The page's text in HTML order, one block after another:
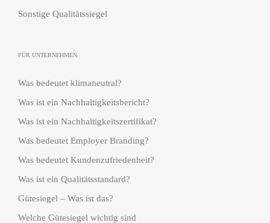
Sonstige Qualitätssiegel
FÜR UNTERNEHMEN
Was bedeutet klimaneutral?
Was ist ein Nachhaltigkeitsbericht?
Was ist ein Nachhaltigkeitszertifikat?
Was bedeutet Employer Branding?
Was bedeutet Kundenzufriedenheit?
Was ist ein Qualitätsstandard?
Gütesiegel – Was ist das?
Welche Gütesiegel wichtig sind